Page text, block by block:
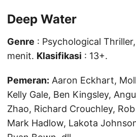
Deep Water
Genre : Psychological
menit. Klasifikasi : 13+.
Pemeran: Aaron Eckhart,
Kelly Gale, Ben Kingsley,
Zhao, Richard Crouchley,
Mark Hadlow, Lakota